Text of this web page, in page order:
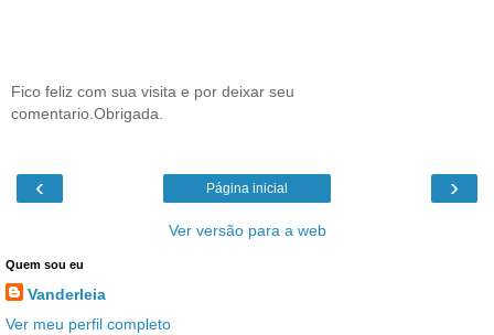
Fico feliz com sua visita e por deixar seu
comentario.Obrigada.
‹ ›
Página inicial
Ver versão para a web
Quem sou eu
Vanderleia
Ver meu perfil completo